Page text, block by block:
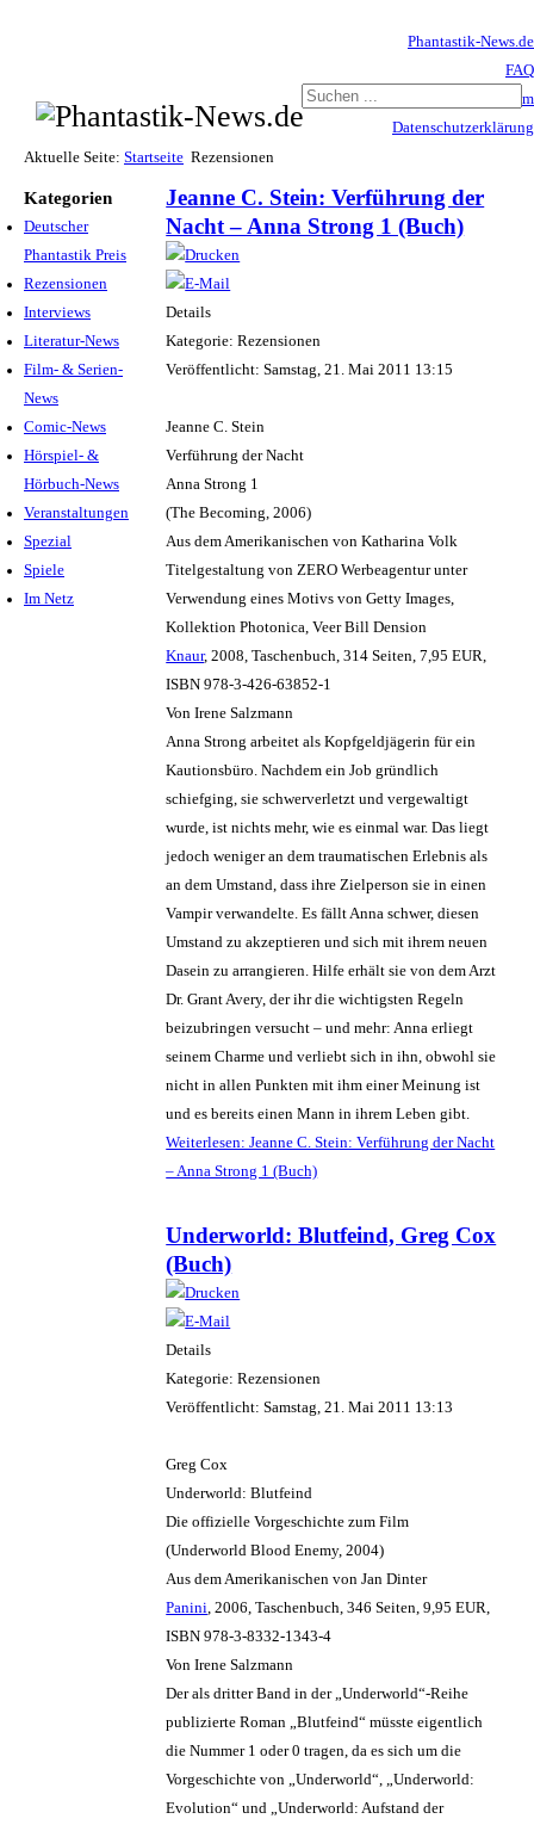
Phantastik-News.de
FAQ
Impressum
Datenschutzerklärung
Aktuelle Seite: Startseite Rezensionen
Kategorien
Deutscher
Phantastik Preis
Rezensionen
Interviews
Literatur-News
Film- & Serien-
News
Comic-News
Hörspiel- &
Hörbuch-News
Veranstaltungen
Spezial
Spiele
Im Netz
Jeanne C. Stein: Verführung der
Nacht – Anna Strong 1 (Buch)
Details
Kategorie: Rezensionen
Veröffentlicht: Samstag, 21. Mai 2011 13:15
Jeanne C. Stein
Verführung der Nacht
Anna Strong 1
(The Becoming, 2006)
Aus dem Amerikanischen von Katharina Volk
Titelgestaltung von ZERO Werbeagentur unter
Verwendung eines Motivs von Getty Images,
Kollektion Photonica, Veer Bill Dension
Knaur, 2008, Taschenbuch, 314 Seiten, 7,95 EUR,
ISBN 978-3-426-63852-1
Von Irene Salzmann
Anna Strong arbeitet als Kopfgeldjägerin für ein
Kautionsbüro. Nachdem ein Job gründlich
schiefging, sie schwerverletzt und vergewaltigt
wurde, ist nichts mehr, wie es einmal war. Das liegt
jedoch weniger an dem traumatischen Erlebnis als
an dem Umstand, dass ihre Zielperson sie in einen
Vampir verwandelte. Es fällt Anna schwer, diesen
Umstand zu akzeptieren und sich mit ihrem neuen
Dasein zu arrangieren. Hilfe erhält sie von dem Arzt
Dr. Grant Avery, der ihr die wichtigsten Regeln
beizubringen versucht – und mehr: Anna erliegt
seinem Charme und verliebt sich in ihn, obwohl sie
nicht in allen Punkten mit ihm einer Meinung ist
und es bereits einen Mann in ihrem Leben gibt.
Weiterlesen: Jeanne C. Stein: Verführung der Nacht
– Anna Strong 1 (Buch)
Underworld: Blutfeind, Greg Cox
(Buch)
Details
Kategorie: Rezensionen
Veröffentlicht: Samstag, 21. Mai 2011 13:13
Greg Cox
Underworld: Blutfeind
Die offizielle Vorgeschichte zum Film
(Underworld Blood Enemy, 2004)
Aus dem Amerikanischen von Jan Dinter
Panini , 2006, Taschenbuch, 346 Seiten, 9,95 EUR,
ISBN 978-3-8332-1343-4
Von Irene Salzmann
Der als dritter Band in der „Underworld“-Reihe
publizierte Roman „Blutfeind“ müsste eigentlich
die Nummer 1 oder 0 tragen, da es sich um die
Vorgeschichte von „Underworld“, „Underworld:
Evolution“ und „Underworld: Aufstand der